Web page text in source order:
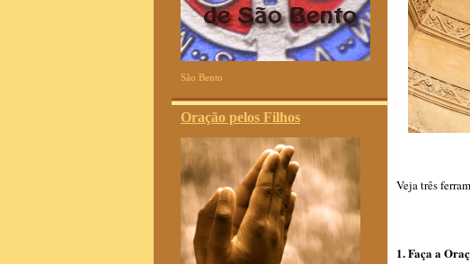
São Bento
Oração pelos Filhos
Veja três
1. Faça a